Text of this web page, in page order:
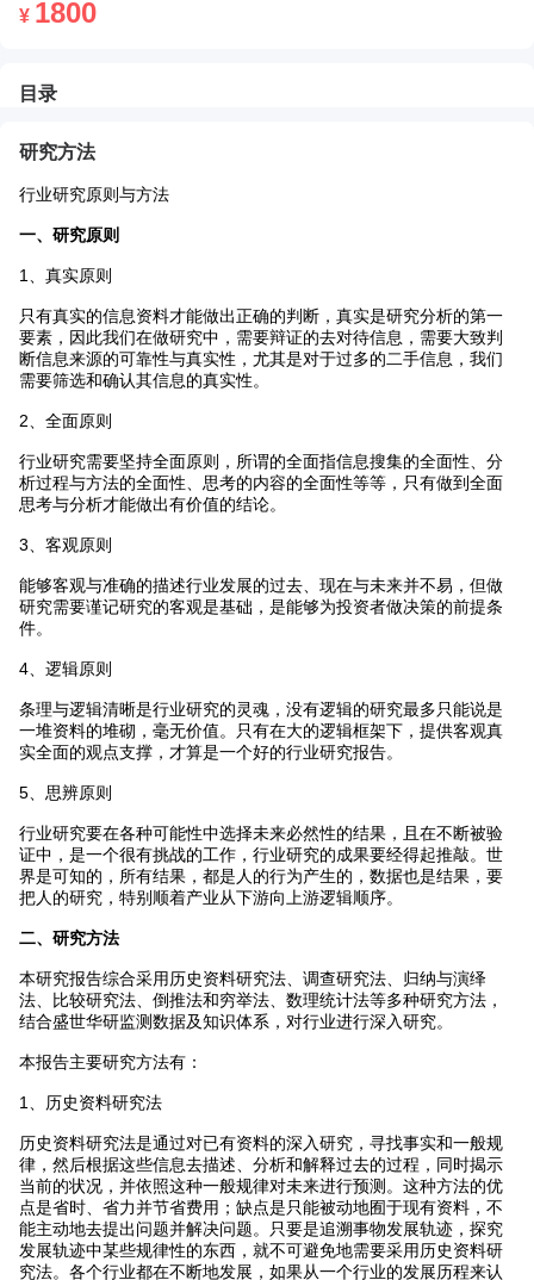
¥ 1800
目录
Toggle
Sidebar
返
回
研究方法
行业研究原则与方法
一、研究原则
1、真实原则
只有真实的信息资料才能做出正确的判断，真实是研究分析的第一
要素，因此我们在做研究中，需要辩证的去对待信息，需要大致判
断信息来源的可靠性与真实性，尤其是对于过多的二手信息，我们
需要筛选和确认其信息的真实性。
2、全面原则
行业研究需要坚持全面原则，所谓的全面指信息搜集的全面性、分
析过程与方法的全面性、思考的内容的全面性等等，只有做到全面
思考与分析才能做出有价值的结论。
3、客观原则
能够客观与准确的描述行业发展的过去、现在与未来并不易，但做
研究需要谨记研究的客观是基础，是能够为投资者做决策的前提条
件。
4、逻辑原则
条理与逻辑清晰是行业研究的灵魂，没有逻辑的研究最多只能说是
一堆资料的堆砌，毫无价值。只有在大的逻辑框架下，提供客观真
实全面的观点支撑，才算是一个好的行业研究报告。
5、思辨原则
行业研究要在各种可能性中选择未来必然性的结果，且在不断被验
证中，是一个很有挑战的工作，行业研究的成果要经得起推敲。世
界是可知的，所有结果，都是人的行为产生的，数据也是结果，要
把人的研究，特别顺着产业从下游向上游逻辑顺序。
二、研究方法
本研究报告综合采用历史资料研究法、调查研究法、归纳与演绎
法、比较研究法、倒推法和穷举法、数理统计法等多种研究方法，
结合盛世华研监测数据及知识体系，对行业进行深入研究。
本报告主要研究方法有：
1、历史资料研究法
历史资料研究法是通过对已有资料的深入研究，寻找事实和一般规
律，然后根据这些信息去描述、分析和解释过去的过程，同时揭示
当前的状况，并依照这种一般规律对未来进行预测。这种方法的优
点是省时、省力并节省费用；缺点是只能被动地囿于现有资料，不
能主动地去提出问题并解决问题。只要是追溯事物发展轨迹，探究
发展轨迹中某些规律性的东西，就不可避免地需要采用历史资料研
究法。各个行业都在不断地发展，如果从一个行业的发展历程来认